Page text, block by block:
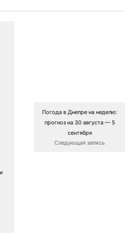
Погода в Днепре на неделю:
прогноз на 30 августа — 5
сентября
Следующая запись